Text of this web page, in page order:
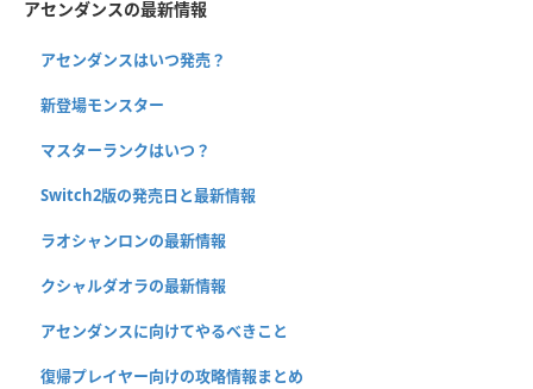
アセンダンスの最新情報
アセンダンスはいつ発売？
新登場モンスター
マスターランクはいつ？
Switch2版の発売日と最新情報
ラオシャンロンの最新情報
クシャルダオラの最新情報
アセンダンスに向けてやるべきこと
復帰プレイヤー向けの攻略情報まとめ